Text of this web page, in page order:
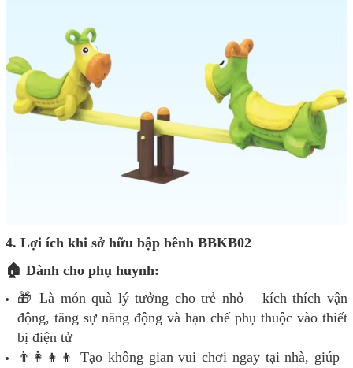
4. Lợi ích khi sở hữu bập bênh BBKB02
🏠 Dành cho phụ huynh:
🎁 Là món quà lý tưởng cho trẻ nhỏ – kích thích vận
động, tăng sự năng động và hạn chế phụ thuộc vào thiết
bị điện tử
👨‍👩‍👧‍👦 Tạo không gian vui chơi ngay tại nhà, giúp